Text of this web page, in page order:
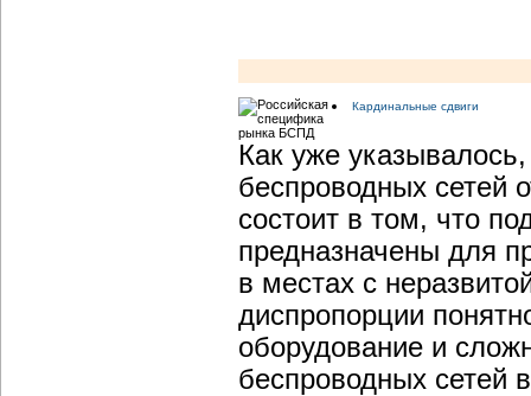
Кардинальные сдвиги
Как уже
беспроводных сетей
состоит в том, что
предназначены для
в местах с
диспропорции
оборудование и
беспроводных сетей